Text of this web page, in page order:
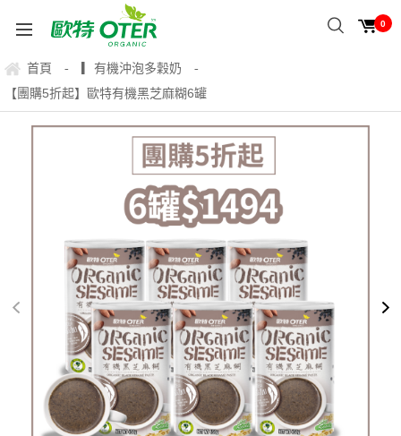
0
首頁 - ▎有機沖泡多穀奶 -
【團購5折起】歐特有機黑芝麻糊6罐